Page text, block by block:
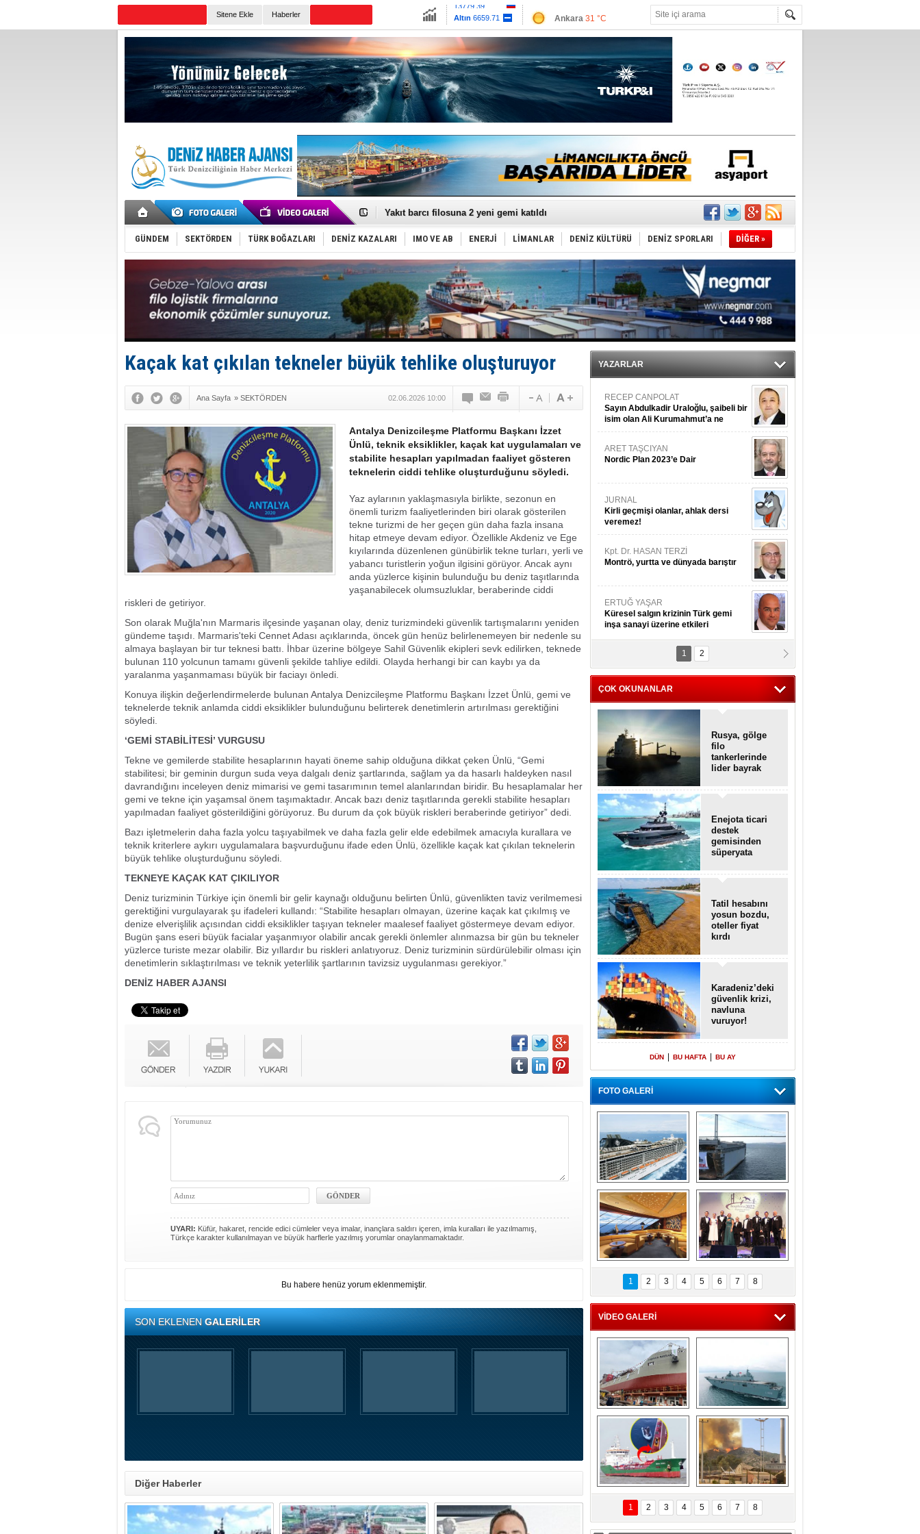
Sitene Ekle Haberler
Altın
6659.71
Euro55.1258
Ankara 31 °C
Antalya33 °C
Muğla 33 °C
Çanakkale 30 °C
'REGAL 1' isimli tanker, tehlikeyi atlattı!
Yakıt barcı filosuna 2 yeni gemi katıldı
Rus İHA’ları, Alman gemisini vurdu!
Karadeniz’deki güvenlik krizi, navluna vuruyor!
Tatil hesabını yosun bozdu, oteller fiyat kırdı
Rusya, gölge filo tankerlerinde lider bayrak konumunda
Enejota ticari destek gemisinden süperyata dönüştürüldü
Denizcilik sektörü, Alsancak Limanı’ndan memnun
Türkiye’den Karadeniz'deki gemicilik faaliyetlerine kısıtlama!
‘14. Olympos Regatta’ başlıyor
Taksi Botlar, 50 yıldır Marmaris’in mavi sularında
TÜRKLİM Başkanı Hamdi Erçelik’ten ‘Çözüm Anahtarı’
Türkiye'nin ‘Denizcilik Gücü’!
GÜNDEM SEKTÖRDEN TÜRK BOĞAZLARI DENİZ KAZALARI IMO VE AB ENERJİ LİMANLAR DENİZ KÜLTÜRÜ DENİZ SPORLARI DİĞER »
Kaçak kat çıkılan tekneler büyük tehlike oluşturuyor
Ana Sayfa » SEKTÖRDEN 02.06.2026 10:00
Antalya Denizcileşme Platformu Başkanı İzzet
Ünlü, teknik eksiklikler, kaçak kat uygulamaları ve
stabilite hesapları yapılmadan faaliyet gösteren
teknelerin ciddi tehlike oluşturduğunu söyledi.
Yaz aylarının yaklaşmasıyla birlikte, sezonun en
önemli turizm faaliyetlerinden biri olarak gösterilen
tekne turizmi de her geçen gün daha fazla insana
hitap etmeye devam ediyor. Özellikle Akdeniz ve Ege
kıyılarında düzenlenen günübirlik tekne turları, yerli ve
yabancı turistlerin yoğun ilgisini görüyor. Ancak aynı
anda yüzlerce kişinin bulunduğu bu deniz taşıtlarında
yaşanabilecek olumsuzluklar, beraberinde ciddi
riskleri de getiriyor.
Son olarak Muğla'nın Marmaris ilçesinde yaşanan olay, deniz turizmindeki güvenlik tartışmalarını yeniden
gündeme taşıdı. Marmaris'teki Cennet Adası açıklarında, öncek gün henüz belirlenemeyen bir nedenle su
almaya başlayan bir tur teknesi battı. İhbar üzerine bölgeye Sahil Güvenlik ekipleri sevk edilirken, teknede
bulunan 110 yolcunun tamamı güvenli şekilde tahliye edildi. Olayda herhangi bir can kaybı ya da
yaralanma yaşanmaması büyük bir faciayı önledi.
Konuya ilişkin değerlendirmelerde bulunan Antalya Denizcileşme Platformu Başkanı İzzet Ünlü, gemi ve
teknelerde teknik anlamda ciddi eksiklikler bulunduğunu belirterek denetimlerin artırılması gerektiğini
söyledi.
‘GEMİ STABİLİTESİ’ VURGUSU
Tekne ve gemilerde stabilite hesaplarının hayati öneme sahip olduğuna dikkat çeken Ünlü, “Gemi
stabilitesi; bir geminin durgun suda veya dalgalı deniz şartlarında, sağlam ya da hasarlı haldeyken nasıl
davrandığını inceleyen deniz mimarisi ve gemi tasarımının temel alanlarından biridir. Bu hesaplamalar her
gemi ve tekne için yaşamsal önem taşımaktadır. Ancak bazı deniz taşıtlarında gerekli stabilite hesapları
yapılmadan faaliyet gösterildiğini görüyoruz. Bu durum da çok büyük riskleri beraberinde getiriyor” dedi.
Bazı işletmelerin daha fazla yolcu taşıyabilmek ve daha fazla gelir elde edebilmek amacıyla kurallara ve
teknik kriterlere aykırı uygulamalara başvurduğunu ifade eden Ünlü, özellikle kaçak kat çıkılan teknelerin
büyük tehlike oluşturduğunu söyledi.
TEKNEYE KAÇAK KAT ÇIKILIYOR
Deniz turizminin Türkiye için önemli bir gelir kaynağı olduğunu belirten Ünlü, güvenlikten taviz verilmemesi
gerektiğini vurgulayarak şu ifadeleri kullandı: “Stabilite hesapları olmayan, üzerine kaçak kat çıkılmış ve
denize elverişlilik açısından ciddi eksiklikler taşıyan tekneler maalesef faaliyet göstermeye devam ediyor.
Bugün şans eseri büyük facialar yaşanmıyor olabilir ancak gerekli önlemler alınmazsa bir gün bu tekneler
yüzlerce turiste mezar olabilir. Biz yıllardır bu riskleri anlatıyoruz. Deniz turizminin sürdürülebilir olması için
denetimlerin sıklaştırılması ve teknik yeterlilik şartlarının tavizsiz uygulanması gerekiyor.”
DENİZ HABER AJANSI
UYARI: Küfür, hakaret, rencide edici cümleler veya imalar, inançlara saldırı içeren, imla kuralları ile yazılmamış,
Türkçe karakter kullanılmayan ve büyük harflerle yazılmış yorumlar onaylanmamaktadır.
Bu habere henüz yorum eklenmemiştir.
SON EKLENENGALERİLER
Diğer Haberler
YAZARLAR
RECEP CANPOLAT
Sayın Abdulkadir Uraloğlu, şaibeli bir
isim olan Ali Kurumahmut’a ne
danışıyorsunuz?
ARET TAŞCIYAN
Nordic Plan 2023’e Dair
JURNAL
Kirli geçmişi olanlar, ahlak dersi
veremez!
Kpt. Dr. HASAN TERZİ
Montrö, yurtta ve dünyada barıştır
ERTUĞ YAŞAR
Küresel salgın krizinin Türk gemi
inşa sanayi üzerine etkileri
Kpt. MESUT AZMİ GÖKSOY
ithafen...
1 2
ÇOK OKUNANLAR
Rusya, gölge
filo
tankerlerinde
lider bayrak
Enejota ticari
destek
gemisinden
süperyata
Tatil hesabını
yosun bozdu,
oteller fiyat
kırdı
Karadeniz’deki
güvenlik krizi,
navluna
vuruyor!
DÜN BU HAFTA BU AY
FOTO GALERİ
“Gemi içinde gemi”
konsepti ile MSC
Splendida
Dünyada tek!
Denizaltı yüzer
havuzu intikal
seyrine başladı
MSC'den 55 milyon
euroluk turizm geliri
müjdesi
5. Bosphorus Ship
Brokers Dinner,
İstanbul’da yapıldı
1 2 3 4 5 6 7 8
VİDEO GALERİ
Çeksan Tersanesi,
Başaran Bayrak
tankerini suya
indirdi
TCG Anadolu,
tersane teknik
seyrini tamamladı
Göçmenlerin
imdadına Türk
sahipli MINA DENIZ
yetişti
Milas’taki yangın
yeniden termik
santrallere doğru
ilerliyor
1 2 3 4 5 6 7 8